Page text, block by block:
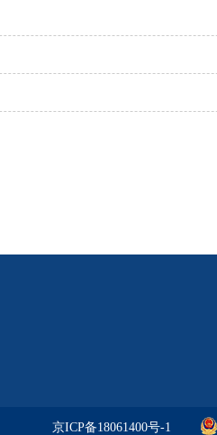
京ICP备18061400号-1